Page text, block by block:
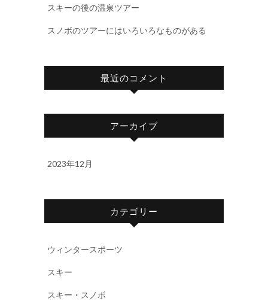
スキーの後の温泉ツアー
スノボのツアーにはいろいろなものがある
最近のコメント
アーカイブ
2023年12月
カテゴリー
ウィンタースポーツ
スキー
スキー・スノボ